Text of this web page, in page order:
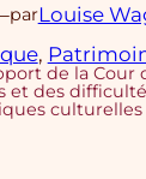
parLouise
,
de la Cour
et des
culturelles